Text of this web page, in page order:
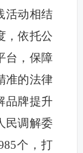
活动相结
，依托公
台，保障
准的法律
品牌提升
民调解委
个，打